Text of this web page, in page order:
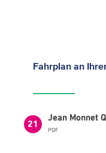
Fahrplan an
21
Jean Monnet
PDF